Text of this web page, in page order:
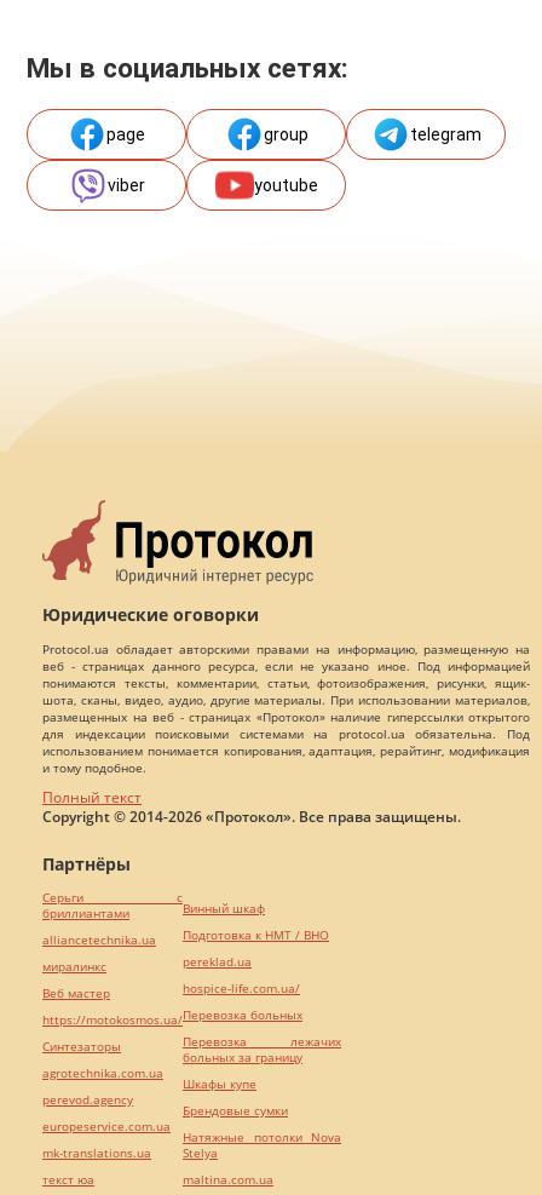
Мы в социальных сетях:
page group telegram
viber youtube
Юридические оговорки
Protocol.ua обладает авторскими правами на информацию, размещенную на
веб - страницах данного ресурса, если не указано иное. Под информацией
понимаются тексты, комментарии, статьи, фотоизображения, рисунки, ящик-
шота, сканы, видео, аудио, другие материалы. При использовании материалов,
размещенных на веб - страницах «Протокол» наличие гиперссылки открытого
для индексации поисковыми системами на protocol.ua обязательна. Под
использованием понимается копирования, адаптация, рерайтинг, модификация
и тому подобное.
Полный текст
Copyright © 2014-2026 «Протокол». Все права защищены.
Партнёры
Серьги с
бриллиантами
alliancetechnika.ua
миралинкс
Веб мастер
https://motokosmos.ua/
Синтезаторы
agrotechnika.com.ua
perevod.agency
europeservice.com.ua
mk-translations.ua
текст юа
Винный шкаф
Подготовка к НМТ / ВНО
pereklad.ua
hospice-life.com.ua/
Перевозка больных
Перевозка лежачих
больных за границу
Шкафы купе
Брендовые сумки
Натяжные потолки Nova
Stelya
maltina.com.ua